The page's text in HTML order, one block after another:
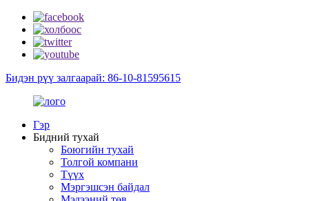
Бидэн рүү залгаарай: 86-10-81595615
Гэр
Бидний тухай
Боюгийн тухай
Толгой компани
Түүх
Мэргэшсэн байдал